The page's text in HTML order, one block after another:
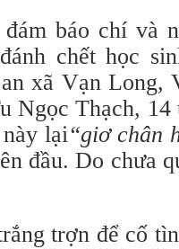
báo chí và
chết học
xã Vạn Long,
Ngọc Thạch,
lại“giơ chân
đầu. Do chưa
trợn để cố